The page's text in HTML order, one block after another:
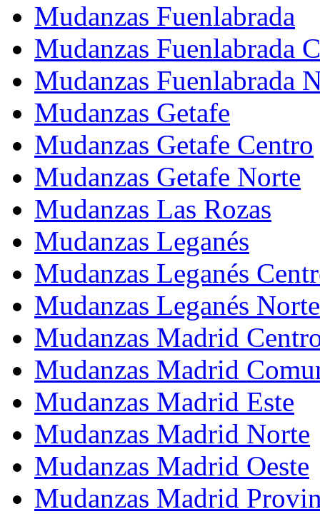
Mudanzas Fuenlabrada
Mudanzas Fuenlabrada
Mudanzas Fuenlabrada
Mudanzas Getafe
Mudanzas Getafe Centro
Mudanzas Getafe Norte
Mudanzas Las Rozas
Mudanzas Leganés
Mudanzas Leganés
Mudanzas Leganés Norte
Mudanzas Madrid
Mudanzas Madrid
Mudanzas Madrid Este
Mudanzas Madrid Norte
Mudanzas Madrid Oeste
Mudanzas Madrid